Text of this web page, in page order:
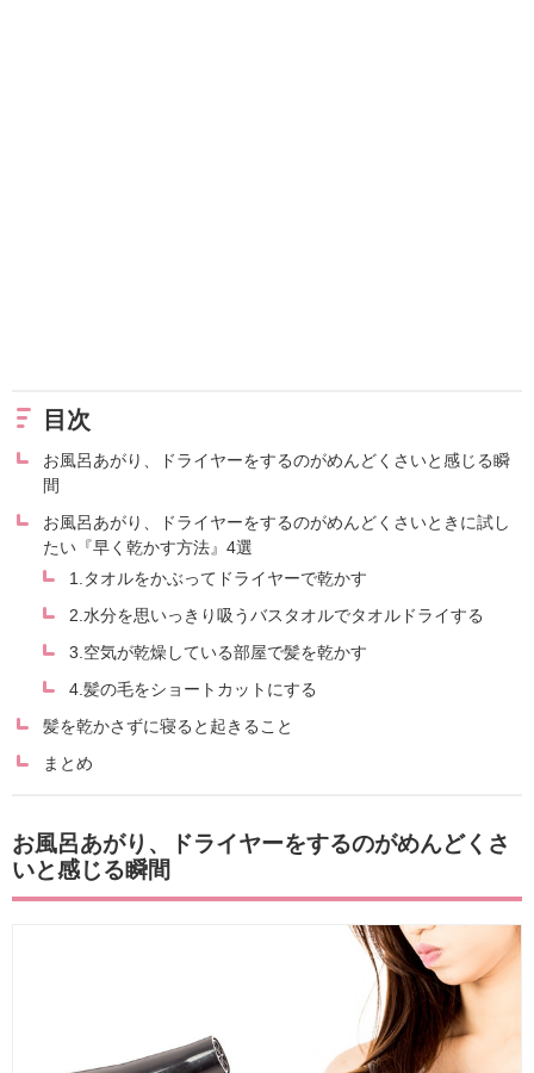
目次
お風呂あがり、ドライヤーをするのがめんどくさいと感じる瞬
間
お風呂あがり、ドライヤーをするのがめんどくさいときに試し
たい『早く乾かす方法』4選
1.タオルをかぶってドライヤーで乾かす
2.水分を思いっきり吸うバスタオルでタオルドライする
3.空気が乾燥している部屋で髪を乾かす
4.髪の毛をショートカットにする
髪を乾かさずに寝ると起きること
まとめ
お風呂あがり、ドライヤーをするのがめんどくさ
いと感じる瞬間